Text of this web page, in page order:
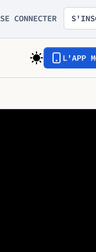
SE CONNECTER
L'APP